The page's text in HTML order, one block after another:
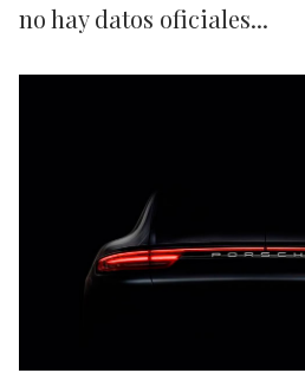
no hay datos oficiales...